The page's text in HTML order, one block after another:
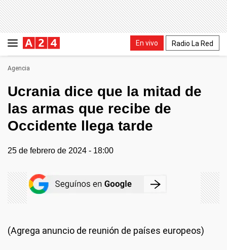
En vivo Radio La Red
Agencia
Ucrania dice que la mitad de
las armas que recibe de
Occidente llega tarde
25 de febrero de 2024 - 18:00
(Agrega anuncio de reunión de países europeos)